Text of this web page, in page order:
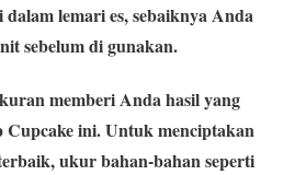
lemari es, sebaiknya Anda
sebelum di gunakan.
memberi Anda hasil yang
Cupcake ini. Untuk menciptakan
ukur bahan-bahan seperti